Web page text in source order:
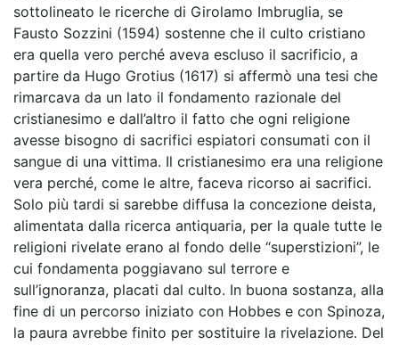
sottolineato le ricerche di Girolamo Imbruglia, se
Fausto Sozzini (1594) sostenne che il culto cristiano
era quella vero perché aveva escluso il sacrificio, a
partire da Hugo Grotius (1617) si affermò una tesi che
rimarcava da un lato il fondamento razionale del
cristianesimo e dall’altro il fatto che ogni religione
avesse bisogno di sacrifici espiatori consumati con il
sangue di una vittima. Il cristianesimo era una religione
vera perché, come le altre, faceva ricorso ai sacrifici.
Solo più tardi si sarebbe diffusa la concezione deista,
alimentata dalla ricerca antiquaria, per la quale tutte le
religioni rivelate erano al fondo delle “superstizioni”, le
cui fondamenta poggiavano sul terrore e
sull’ignoranza, placati dal culto. In buona sostanza, alla
fine di un percorso iniziato con Hobbes e con Spinoza,
la paura avrebbe finito per sostituire la rivelazione. Del